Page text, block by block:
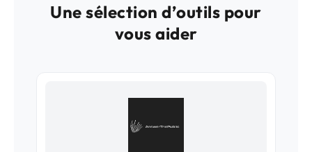
Une sélection d’outils pour
vous aider